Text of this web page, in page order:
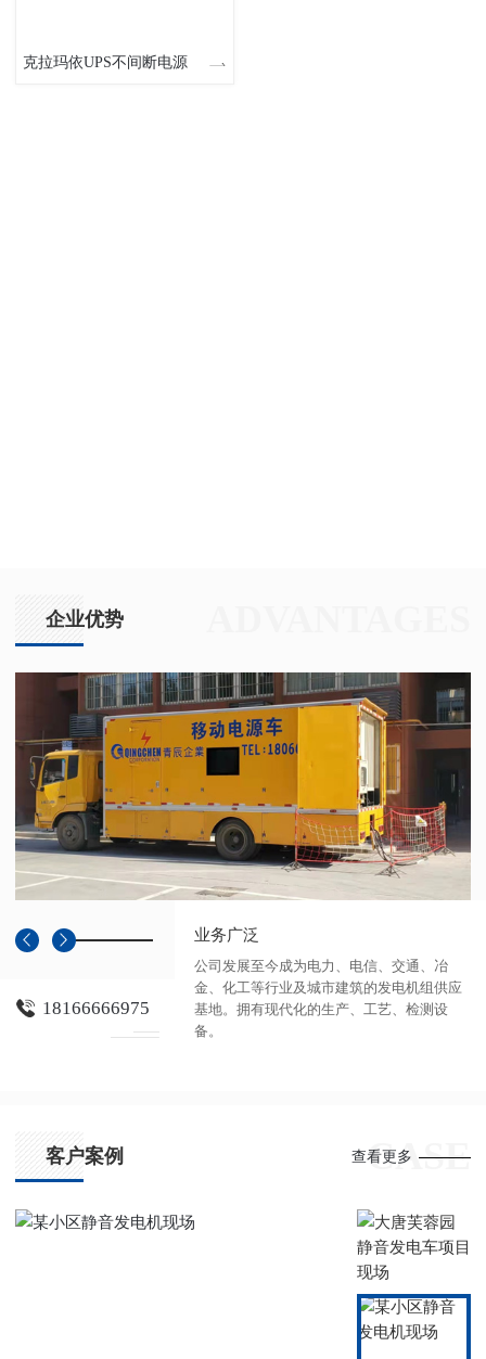
克拉玛依UPS不间断电源
企业优势
产品可靠
公司获得多家国内外发动机厂家的OEM授
权。同时根据客户需要提供各种国产高品
的发电机组销售及租赁。每台机组出厂
18166666975
客户案例 CASE
查看更多